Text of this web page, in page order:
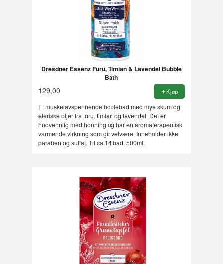
Dresdner Essenz Furu, Timian & Lavendel Bubble
Bath
129,00 Kjøp
Et muskelavspennende boblebad med mye skum og
eteriske oljer fra furu, timian og lavendel. Det er
hudvennlig med honning og har en aromaterapeutisk
varmende virkning som gir velvære. Inneholder ikke
paraben og sulfat. Til ca.14 bad. 500ml.